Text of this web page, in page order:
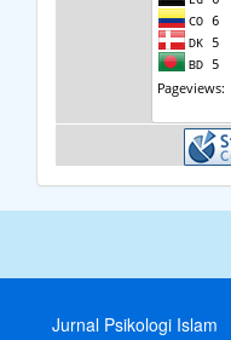
Jurnal Psikologi Islam